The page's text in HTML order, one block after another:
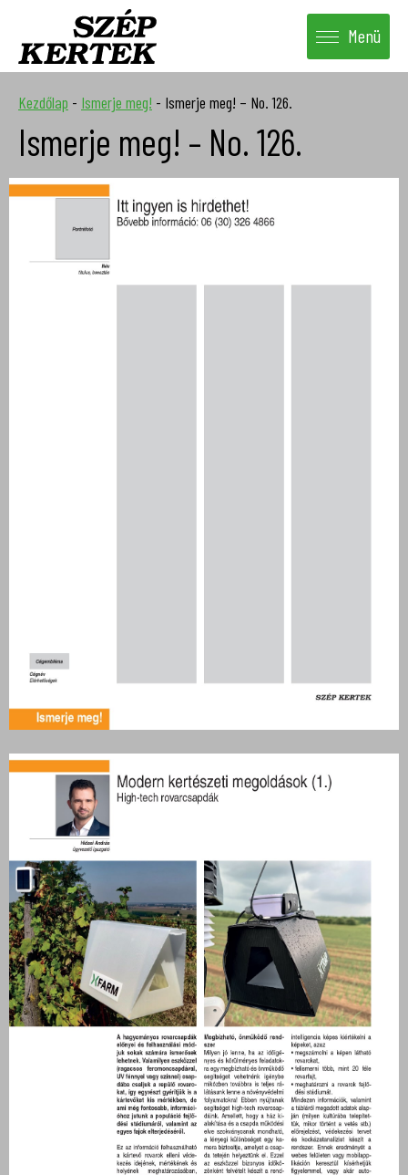
Menü
Kezdőlap - Ismerje meg! - Ismerje meg! – No. 126.
Ismerje meg! – No. 126.